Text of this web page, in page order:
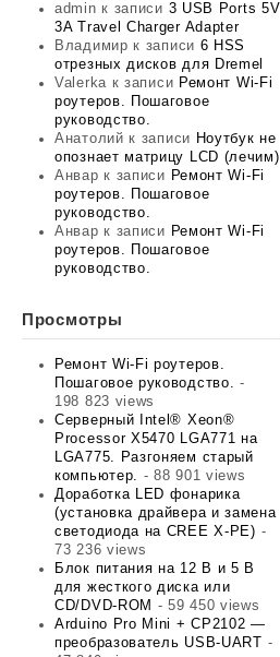
admin к записи 3 USB Ports 5V
3A Travel Charger Adapter
Владимир к записи 6 HSS
отрезных дисков для Dremel
Valerkaк записи Ремонт Wi-Fi
роутеров. Пошаговое
руководство.
Анатолий к записи Ноутбук не
опознает матрицу LCD (лечим)
Анвар к записи Ремонт Wi-Fi
роутеров. Пошаговое
руководство.
Анвар к записи Ремонт Wi-Fi
роутеров. Пошаговое
руководство.
Просмотры
Ремонт Wi-Fi роутеров.
Пошаговое руководство. -
198 823 views
Серверный Intel® Xeon®
Processor X5470 LGA771 на
LGA775. Разгоняем старый
компьютер. - 88 901 views
Доработка LED фонарика
(установка драйвера и замена
светодиода на CREE X-PE) -
73 236 views
Блок питания на 12 В и 5 В
для жесткого диска или
CD/DVD-ROM - 59 450 views
Arduino Pro Mini + CP2102 —
преобразователь USB-UART
-